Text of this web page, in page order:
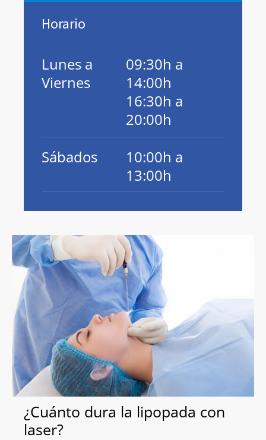
Horario
Lunes a
Viernes
09:30h a
14:00h
16:30h a
20:00h
Sábados
10:00h a
13:00h
¿Cuánto dura la lipopada con
laser?